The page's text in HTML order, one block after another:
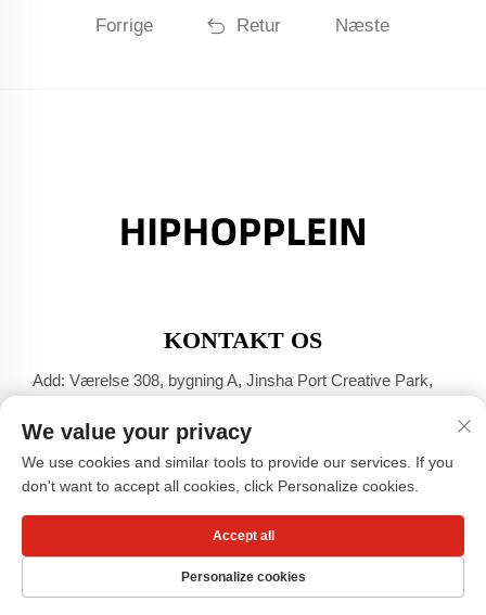
Forrige Retur Næste
KONTAKT OS
Add: Værelse 308, bygning A, Jinsha Port Creative Park,
Tlf.: +86-17304049586
E-mail:[email protected]
Copyright © Guangzhou Xiaohongshu Beklædnings Co., LTD -
Privatlivspolitik
We value your privacy
We use cookies and similar tools to provide our services. If you
don't want to accept all cookies, click Personalize cookies.
Personalize cookies
Accept all